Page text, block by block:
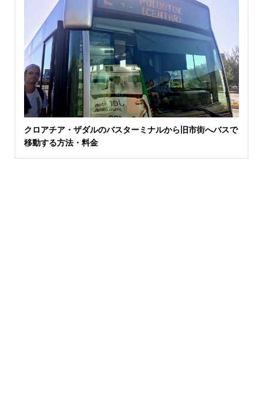
クロアチア・ザダルのバスターミナルから旧市街へバスで
移動する方法・料金